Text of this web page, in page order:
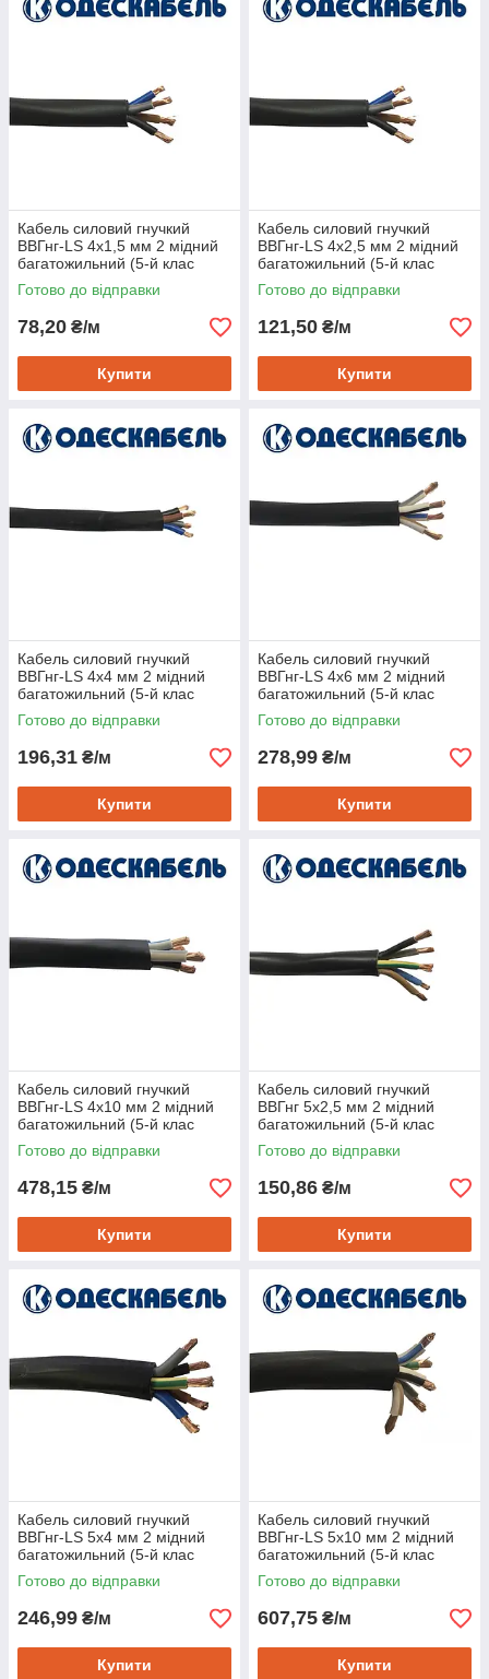
Кабель силовий гнучкий
ВВГнг-LS 4х1,5 мм 2 мідний
багатожильний (5-й клас
гнучкості), Одескабель
Готово до відправки
78,20 ₴/м
Купити
Кабель силовий гнучкий
ВВГнг-LS 4х2,5 мм 2 мідний
багатожильний (5-й клас
гнучкості), Одескабель
Готово до відправки
121,50 ₴/м
Купити
Кабель силовий гнучкий
ВВГнг-LS 4х4 мм 2 мідний
багатожильний (5-й клас
гнучкості), Одескабель
Готово до відправки
196,31 ₴/м
Купити
Кабель силовий гнучкий
ВВГнг-LS 4х6 мм 2 мідний
багатожильний (5-й клас
гнучкості), Одескабель
Готово до відправки
278,99 ₴/м
Купити
Кабель силовий гнучкий
ВВГнг-LS 4х10 мм 2 мідний
багатожильний (5-й клас
гнучкості), Одескабель
Готово до відправки
478,15 ₴/м
Купити
Кабель силовий гнучкий
ВВГнг 5х2,5 мм 2 мідний
багатожильний (5-й клас
гнучкості), Одескабель
Готово до відправки
150,86 ₴/м
Купити
Кабель силовий гнучкий
ВВГнг-LS 5х4 мм 2 мідний
багатожильний (5-й клас
гнучкості), Одескабель
Готово до відправки
246,99 ₴/м
Купити
Кабель силовий гнучкий
ВВГнг-LS 5х10 мм 2 мідний
багатожильний (5-й клас
гнучкості), Одескабель
Готово до відправки
607,75 ₴/м
Купити